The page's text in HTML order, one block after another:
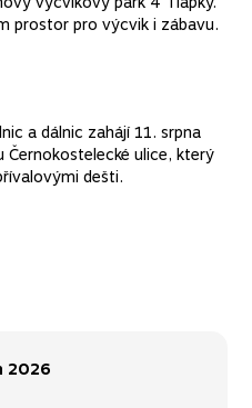
Olivovny, přírodní
Říčany jsou město v
období.
koncerty, filmy, výstavy
je vám pět nebo
určitě nebudete.
prostor pro výcvik i zábavu.
a dálnic zahájí 11. srpna
Černokostelecké ulice, který
dešti.
2026